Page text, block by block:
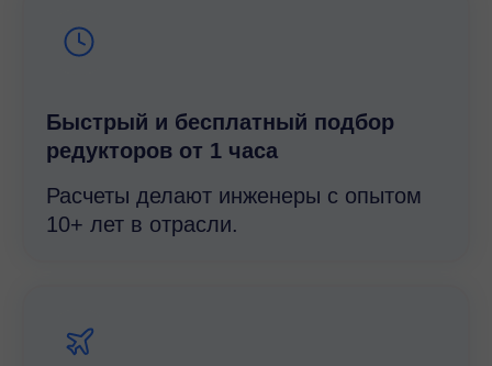
Быстрый и беcплатный подбор
редукторов от 1 часа
Расчеты делают инженеры с опытом
10+ лет в отрасли.